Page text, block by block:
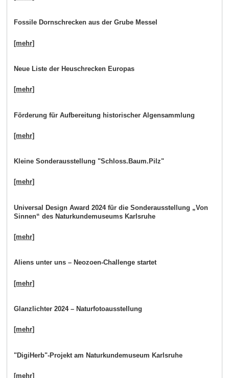
Fossile Dornschrecken aus der Grube Messel
[mehr]
Neue Liste der Heuschrecken Europas
[mehr]
Förderung für Aufbereitung historischer Algensammlung
[mehr]
Kleine Sonderausstellung "Schloss.Baum.Pilz"
[mehr]
Universal Design Award 2024 für die Sonderausstellung „Von
Sinnen“ des Naturkundemuseums Karlsruhe
[mehr]
Aliens unter uns – Neozoen-Challenge startet
[mehr]
Glanzlichter 2024 – Naturfotoausstellung
[mehr]
"DigiHerb"-Projekt am Naturkundemuseum Karlsruhe
[mehr]